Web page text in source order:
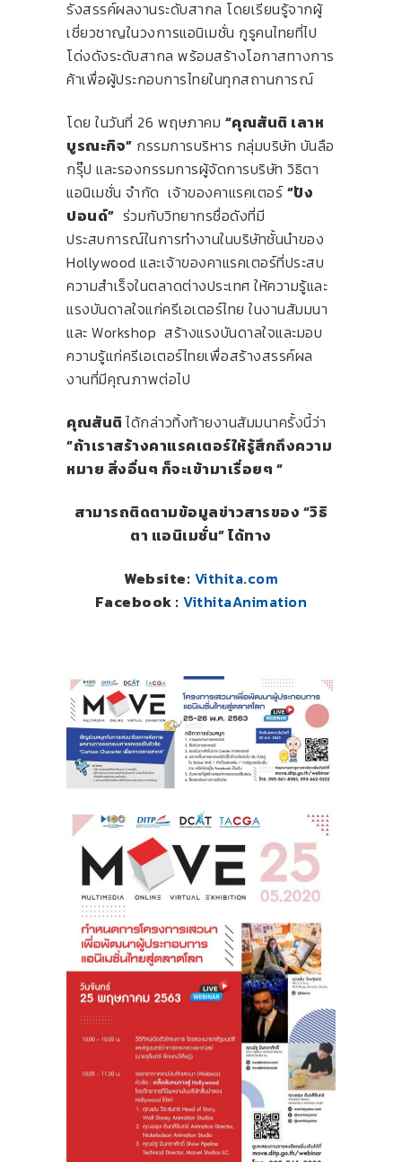
รังสรรค์ผลงานระดับสากล โดยเรียนรู้จากผู้
เชี่ยวชาญในวงการแอนิเมชั่น กูรูคนไทยที่ไป
โด่งดังระดับสากล พร้อมสร้างโอกาสทางการ
ค้าเพื่อผู้ประกอบการไทยในทุกสถานการณ์
โดย ในวันที่ 26 พฤษภาคม “คุณสันติ เลาห
บูรณะกิจ” กรรมการบริหาร กลุ่มบริษัท บันลือ
กรุ๊ป และรองกรรมการผู้จัดการบริษัท วิธิตา
แอนิเมชั่น จำกัด เจ้าของคาแรคเตอร์“ปัง
ปอนด์” ร่วมกับวิทยากรชื่อดังที่มี
ประสบการณ์ในการทำงานในบริษัทชั้นนำของ
Hollywood และเจ้าของคาแรคเตอร์ที่ประสบ
ความสำเร็จในตลาดต่างประเทศ ให้ความรู้และ
แรงบันดาลใจแก่ครีเอเตอร์ไทย ในงานสัมมนา
และ Workshop สร้างแรงบันดาลใจและมอบ
ความรู้แก่ครีเอเตอร์ไทยเพื่อสร้างสรรค์ผล
งานที่มีคุณภาพต่อไป
คุณสันติ ได้กล่าวทิ้งท้ายงานสัมมนาครั้งนี้ว่า
“ถ้าเราสร้างคาแรคเตอร์ให้รู้สึกถึงความ
หมาย สิ่งอื่นๆ ก็จะเข้ามาเรื่อยๆ “
สามารถติดตามข้อมูลข่าวสารของ “วิธิ
ตา แอนิเมชั่น” ได้ทาง
Website: Vithita.com
Facebook : VithitaAnimation